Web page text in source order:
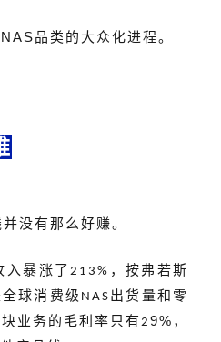
NAS品类的大众化进程。
没有那么好赚。
入暴涨了213% ，按弗若斯
球消费级 NAS 出货量和零
业务的毛利率只有 2 9% ，